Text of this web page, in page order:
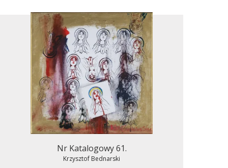
Nr Katalogowy 61.
Krzysztof Bednarski